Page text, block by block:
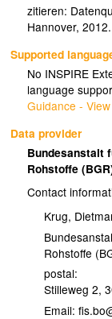
zitieren:
Hannover, 2012.
Supported
No INSPIRE
language
Guidance -
Data provider
Bundesanstalt
Rohstoffe
Contact
Krug,
Rohstoffe
postal:
Stilleweg 2,
Email: